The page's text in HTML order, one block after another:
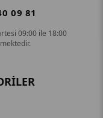
09 81
09:00 ile 18:00